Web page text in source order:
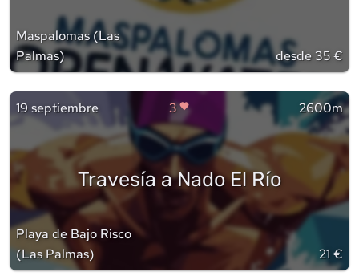
Maspalomas(Las
Palmas) desde 35 €
19 septiembre 3 2600m
Travesía a Nado El Río
Playa de Bajo Risco
(Las Palmas) 21 €